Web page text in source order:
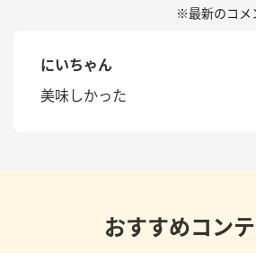
※最新のコメ
にいちゃん
美味しかった
おすすめコン